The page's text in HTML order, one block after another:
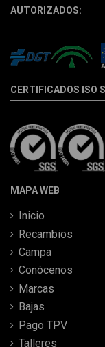
AUTORIZADOS:
CERTIFICADOS ISO
MAPA WEB
Inicio
Recambios
Campa
Conócenos
Marcas
Bajas
Pago TPV
Talleres